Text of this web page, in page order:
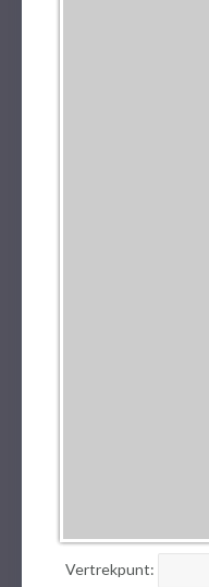
Vertrekpunt: